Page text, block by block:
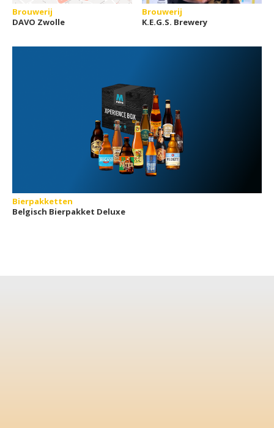
Brouwerij
DAVO Zwolle
Brouwerij
K.E.G.S. Brewery
Bierpakketten
Belgisch Bierpakket Deluxe